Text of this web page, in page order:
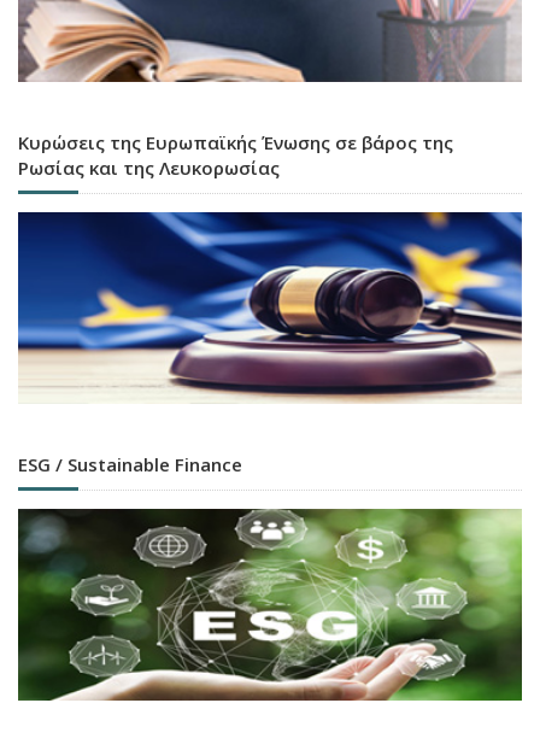
Κυρώσεις της Ευρωπαϊκής Ένωσης σε βάρος της
Ρωσίας και της Λευκορωσίας
ESG / Sustainable Finance